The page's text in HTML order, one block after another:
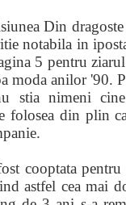
Din
notabila in
5 pentru
moda anilor '90.
stia nimeni
folosea din plin
cooptata
astfel cea mai